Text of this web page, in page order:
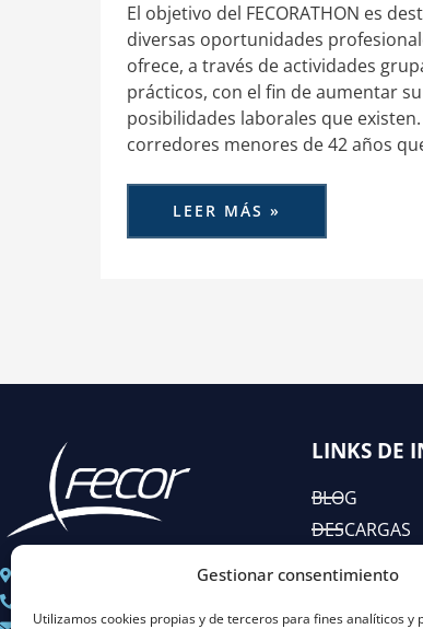
Gestionar consentimiento
Utilizamos cookies propias y de terceros para fines analíticos y
El objetivo del FECORATHON es
diversas oportunidades
ofrece, a través de actividades
prácticos, con el fin de aumentar
posibilidades laborales que existen.
corredores menores de 42 años
LEER MÁS »
C/ José Abascal n° 44, 1°
LINKS DE
BLOG
DESCARGAS